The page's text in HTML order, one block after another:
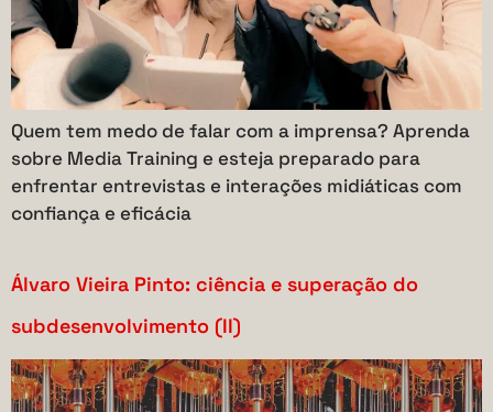
Quem tem medo de falar com a imprensa? Aprenda
sobre Media Training e esteja preparado para
enfrentar entrevistas e interações midiáticas com
confiança e eficácia
Álvaro Vieira Pinto: ciência e superação do
subdesenvolvimento (II)